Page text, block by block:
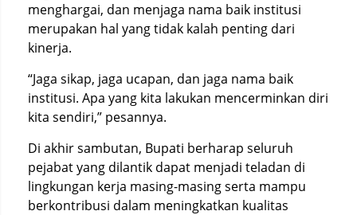
menghargai, dan menjaga nama baik institusi
merupakan hal yang tidak kalah penting dari
kinerja.
“Jaga sikap, jaga ucapan, dan jaga nama baik
institusi. Apa yang kita lakukan mencerminkan diri
kita sendiri,” pesannya.
Di akhir sambutan, Bupati berharap seluruh
pejabat yang dilantik dapat menjadi teladan di
lingkungan kerja masing-masing serta mampu
berkontribusi dalam meningkatkan kualitas